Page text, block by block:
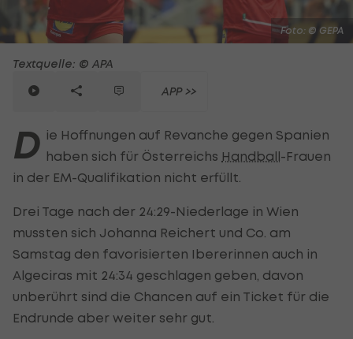
Foto: © GEPA
Textquelle: © APA
APP >>
D ie Hoffnungen auf Revanche gegen Spanien
haben sich für Österreichs Handball-Frauen
in der EM-Qualifikation nicht erfüllt.
Drei Tage nach der 24:29-Niederlage in Wien
mussten sich Johanna Reichert und Co. am
Samstag den favorisierten Ibererinnen auch in
Algeciras mit 24:34 geschlagen geben, davon
unberührt sind die Chancen auf ein Ticket für die
Endrunde aber weiter sehr gut.